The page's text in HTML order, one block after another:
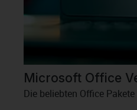
Microsoft Office
Die beliebten Office